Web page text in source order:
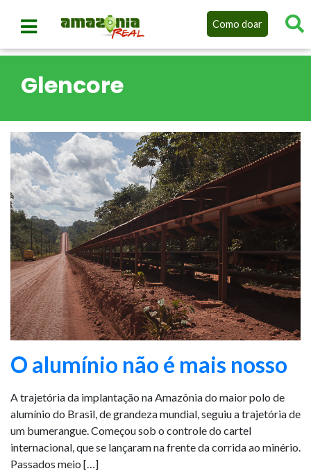
Como doar
Glencore
O alumínio não é mais nosso
A trajetória da implantação na Amazônia do maior polo de
alumínio do Brasil, de grandeza mundial, seguiu a trajetória de
um bumerangue. Começou sob o controle do cartel
internacional, que se lançaram na frente da corrida ao minério.
Passados meio […]